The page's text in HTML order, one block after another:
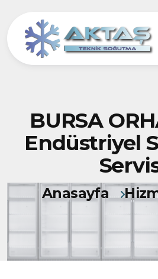
BURSA
Endüstriyel
Anasayfa